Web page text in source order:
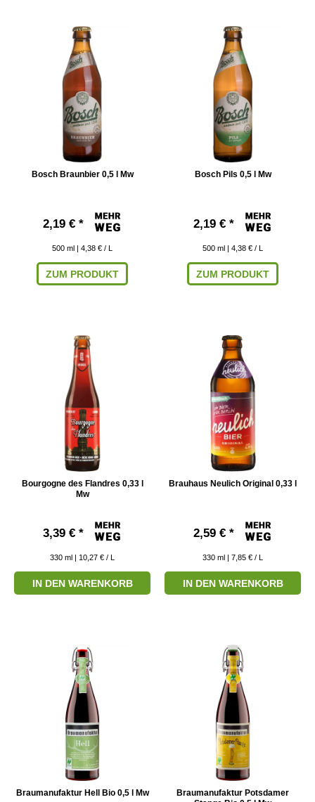
Bosch Braunbier 0,5 l Mw
2,19 € *
500 ml | 4,38 € / L
ZUM PRODUKT
Bosch Pils 0,5 l Mw
2,19 € *
500 ml | 4,38 € / L
ZUM PRODUKT
Bourgogne des Flandres 0,33 l
Mw
3,39 € *
330 ml | 10,27 € / L
IN DEN WARENKORB
Brauhaus Neulich Original 0,33 l
2,59 € *
330 ml | 7,85 € / L
IN DEN WARENKORB
Braumanufaktur Hell Bio 0,5 l Mw
Braumanufaktur Potsdamer